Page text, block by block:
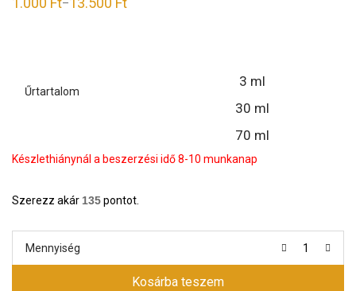
–
Ártartomány:
Űrtartalom
3 ml
30 ml
70 ml
Készlethiánynál a beszerzési idő 8-10 munkanap
Szerezz akár 135pontot.
Mennyiség
Kosárba teszem